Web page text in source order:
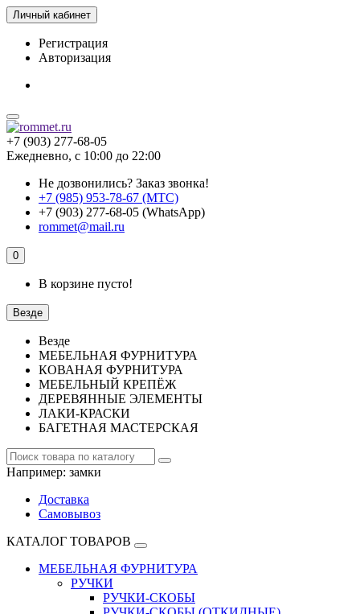
Личный кабинет
Регистрация
Авторизация
+7 (903) 277-68-05
Ежедневно, с 10:00 до 22:00
Не дозвонились? Заказ звонка!
+7 (985) 953-78-67 (МТС)
+7 (903) 277-68-05 (WhatsApp)
rommet@mail.ru
0
В корзине пусто!
Везде
Везде
МЕБЕЛЬНАЯ ФУРНИТУРА
КОВАНАЯ ФУРНИТУРА
МЕБЕЛЬНЫЙ КРЕПЁЖ
ДЕРЕВЯННЫЕ ЭЛЕМЕНТЫ
ЛАКИ-КРАСКИ
БАГЕТНАЯ МАСТЕРСКАЯ
Например: замки
Доставка
Самовывоз
КАТАЛОГ ТОВАРОВ
МЕБЕЛЬНАЯ ФУРНИТУРА
РУЧКИ
РУЧКИ-СКОБЫ